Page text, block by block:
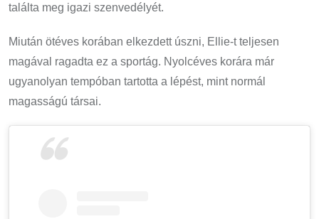
találta meg igazi szenvedélyét.
Miután ötéves korában elkezdett úszni, Ellie-t teljesen
magával ragadta ez a sportág. Nyolcéves korára már
ugyanolyan tempóban tartotta a lépést, mint normál
magasságú társai.